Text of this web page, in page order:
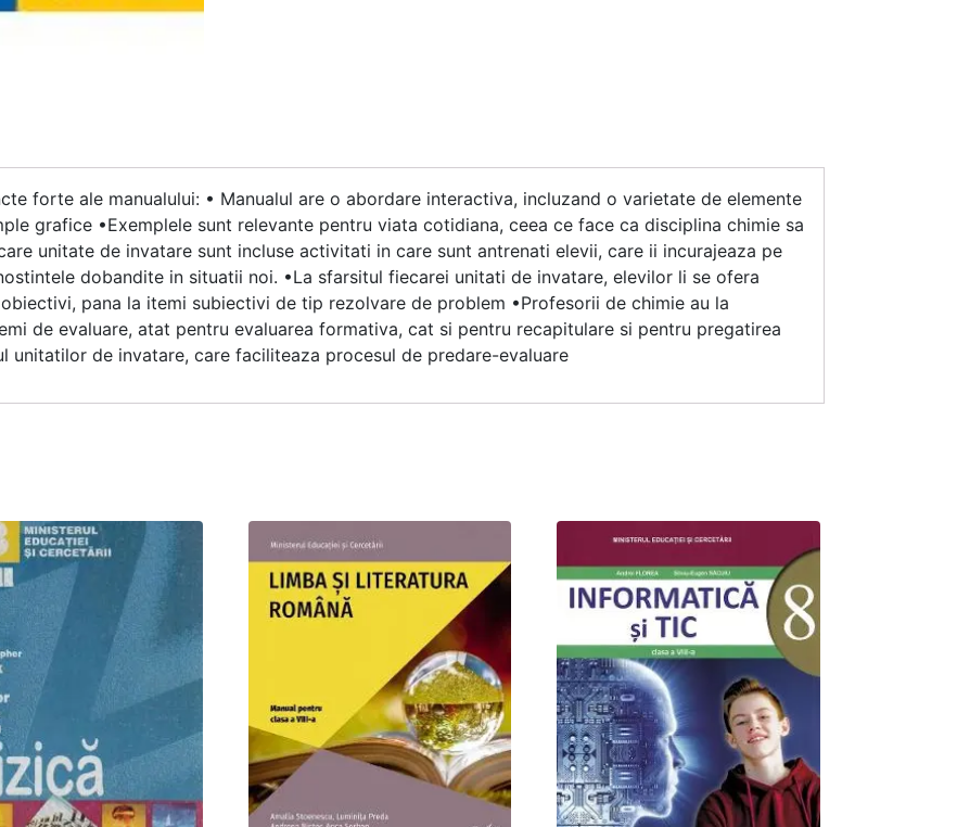
forte ale manualului: • Manualul are o abordare interactiva, incluzand o varietate de elemente
grafice •Exemplele sunt relevante pentru viata cotidiana, ceea ce face ca disciplina chimie sa
unitate de invatare sunt incluse activitati in care sunt antrenati elevii, care ii incurajeaza pe
dobandite in situatii noi. •La sfarsitul fiecarei unitati de invatare, elevilor li se ofera
pana la itemi subiectivi de tip rezolvare de problem •Profesorii de chimie au la
de evaluare, atat pentru evaluarea formativa, cat si pentru recapitulare si pentru pregatirea
unitatilor de invatare, care faciliteaza procesul de predare-evaluare